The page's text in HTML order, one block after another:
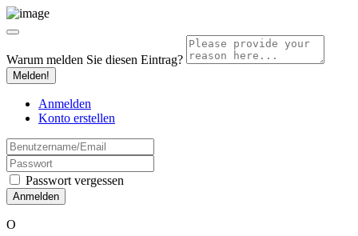
Warum melden Sie diesen Eintrag?
Melden!
Anmelden
Konto erstellen
Passwort vergessen
O